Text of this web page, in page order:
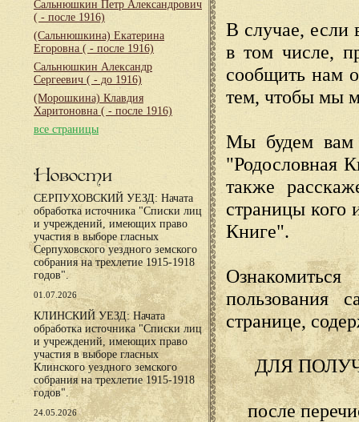
Сальнюшкин Петр Александрович
( - после 1916)
(Сальнюшкина) Екатерина
Егоровна ( - после 1916)
Сальнюшкин Александр
Сергеевич ( - до 1916)
(Морошкина) Клавдия
Харитоновна ( - после 1916)
все страницы
Новости
СЕРПУХОВСКИЙ УЕЗД: Начата
обработка источника "Списки лиц
и учреждений, имеющих право
участия в выборе гласных
Серпуховского уездного земского
собрания на трехлетие 1915-1918
годов".
01.07.2026
КЛИНСКИЙ УЕЗД: Начата
обработка источника "Списки лиц
и учреждений, имеющих право
участия в выборе гласных
Клинского уездного земского
собрания на трехлетие 1915-1918
годов".
24.05.2026
В случае, если
в том числе,
сообщить нам
тем, чтобы мы
Мы будем вам
"Родословная
также
страницы кого
Книге".
пользования
странице,
ДЛЯ
после